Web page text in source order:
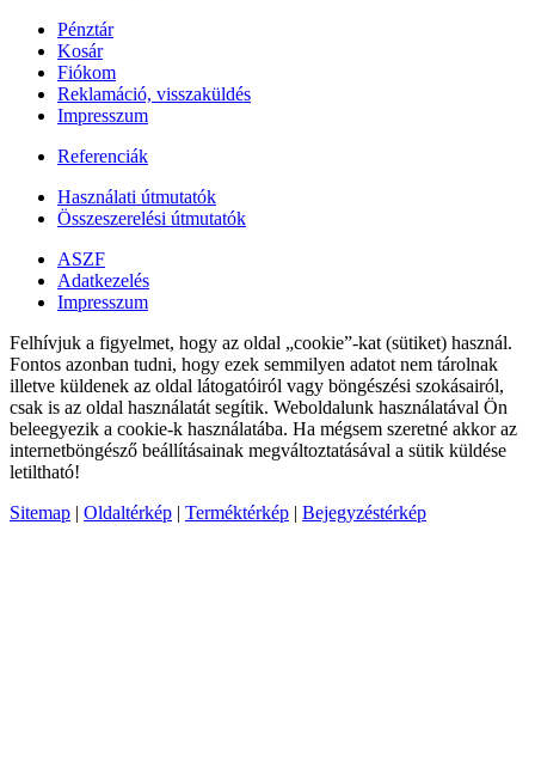
Pénztár
Kosár
Fiókom
Reklamáció, visszaküldés
Impresszum
Referenciák
Használati útmutatók
Összeszerelési útmutatók
ASZF
Adatkezelés
Impresszum
Felhívjuk a figyelmet, hogy az oldal „cookie”-kat (sütiket) használ.
Fontos azonban tudni, hogy ezek semmilyen adatot nem tárolnak
illetve küldenek az oldal látogatóiról vagy böngészési szokásairól,
csak is az oldal használatát segítik. Weboldalunk használatával Ön
beleegyezik a cookie-k használatába. Ha mégsem szeretné akkor az
internetböngésző beállításainak megváltoztatásával a sütik küldése
letiltható!
Sitemap | Oldaltérkép | Terméktérkép | Bejegyzéstérkép